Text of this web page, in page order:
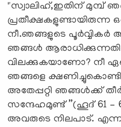
"സ്വാലിഹ്,ഇതിന് മുമ്പ്
പ്രതീക്ഷകളുണ്ടായിരുന്ന
നീ.ഞങ്ങളുടെ പൂർവ്വികർ
ഞങ്ങൾ
വിലക്കുകയാണോ? നീ
ഞങ്ങളെ
അതേപ്പറ്റി ഞങ്ങൾക്ക്
സന്ദേഹമുണ്ട് ”(ഹൂദ് 61 –
അവരുടെ നിലപാട്.